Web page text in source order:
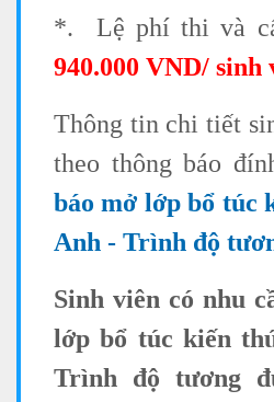
*.
Lệ phí thi và
940.000 VND/ sinh
Thông tin chi tiết
theo thông báo
báo mở lớp bổ túc
Anh - Trình độ
Sinh viên có nhu
lớp bổ túc kiến
Trình độ tương